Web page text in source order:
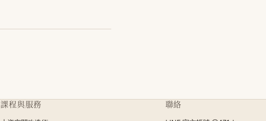
課程與服務 聯絡